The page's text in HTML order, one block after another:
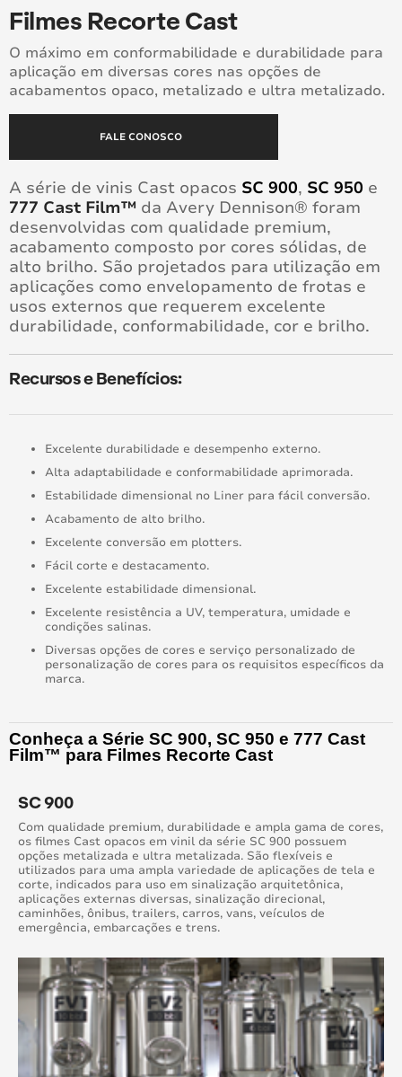
Filmes Recorte Cast
O máximo em conformabilidade e durabilidade para
aplicação em diversas cores nas opções de
acabamentos opaco, metalizado e ultra metalizado.
FALE CONOSCO
A série de vinis Cast opacos SC 900, SC 950 e
777 Cast Film™ da Avery Dennison® foram
desenvolvidas com qualidade premium,
acabamento composto por cores sólidas, de
alto brilho. São projetados para utilização em
aplicações como envelopamento de frotas e
usos externos que requerem excelente
durabilidade, conformabilidade, cor e brilho.
Recursos e Benefícios:
Excelente durabilidade e desempenho externo.
Alta adaptabilidade e conformabilidade aprimorada.
Estabilidade dimensional no Liner para fácil conversão.
Acabamento de alto brilho.
Excelente conversão em plotters.
Fácil corte e destacamento.
Excelente estabilidade dimensional.
Excelente resistência a UV, temperatura, umidade e
condições salinas.
Diversas opções de cores e serviço personalizado de
personalização de cores para os requisitos específicos da
marca.
Conheça a Série SC 900, SC 950 e 777 Cast
Film™ para Filmes Recorte Cast
SC 900
Com qualidade premium, durabilidade e ampla gama de cores,
os filmes Cast opacos em vinil da série SC 900 possuem
opções metalizada e ultra metalizada. São flexíveis e
utilizados para uma ampla variedade de aplicações de tela e
corte, indicados para uso em sinalização arquitetônica,
aplicações externas diversas, sinalização direcional,
caminhões, ônibus, trailers, carros, vans, veículos de
emergência, embarcações e trens.